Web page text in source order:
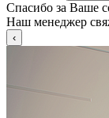
Спасибо за Ваше
Наш менеджер